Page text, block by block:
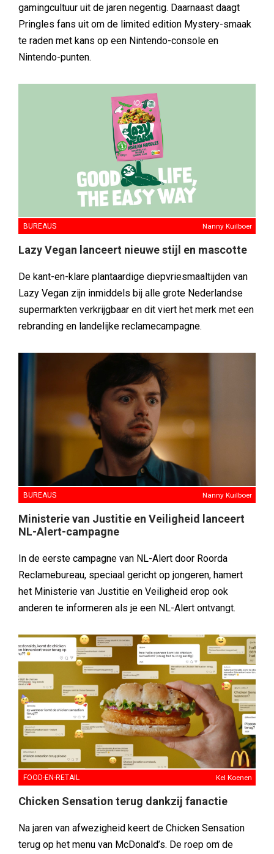
gamingcultuur uit de jaren negentig. Daarnaast daagt
Pringles fans uit om de limited edition Mystery-smaak
te raden met kans op een Nintendo-console en
Nintendo-punten.
BUREAUS Nanny Kuilboer
Lazy Vegan lanceert nieuwe stijl en mascotte
De kant-en-klare plantaardige diepvriesmaaltijden van
Lazy Vegan zijn inmiddels bij alle grote Nederlandse
supermarkten verkrijgbaar en dit viert het merk met een
rebranding en landelijke reclamecampagne.
BUREAUS Nanny Kuilboer
Ministerie van Justitie en Veiligheid lanceert
NL-Alert-campagne
In de eerste campagne van NL-Alert door Roorda
Reclamebureau, speciaal gericht op jongeren, hamert
het Ministerie van Justitie en Veiligheid erop ook
anderen te informeren als je een NL-Alert ontvangt.
FOOD-EN-RETAIL Kel Koenen
Chicken Sensation terug dankzij fanactie
Na jaren van afwezigheid keert de Chicken Sensation
terug op het menu van McDonald’s. De roep om de